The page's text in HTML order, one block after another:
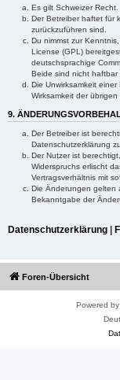
Es gilt Schweizer Recht.
Der Betreiber haftet für
zurückzuführen sind.
Du nimmst zur
License (GPL)
deutschsprachige
Beide sind nicht haftbar
Die Unwirksamkeit
Wirksamkeit der
9.
Der Betreiber ist
Datenschutzerklärung
Der Nutzer ist
Widerspruchs erlischt
Vertragsverhältnis mit
Die Änderungen gelten
Bekanntgabe der
Datenschutzerklärung
Foren-Übersicht
Powered by